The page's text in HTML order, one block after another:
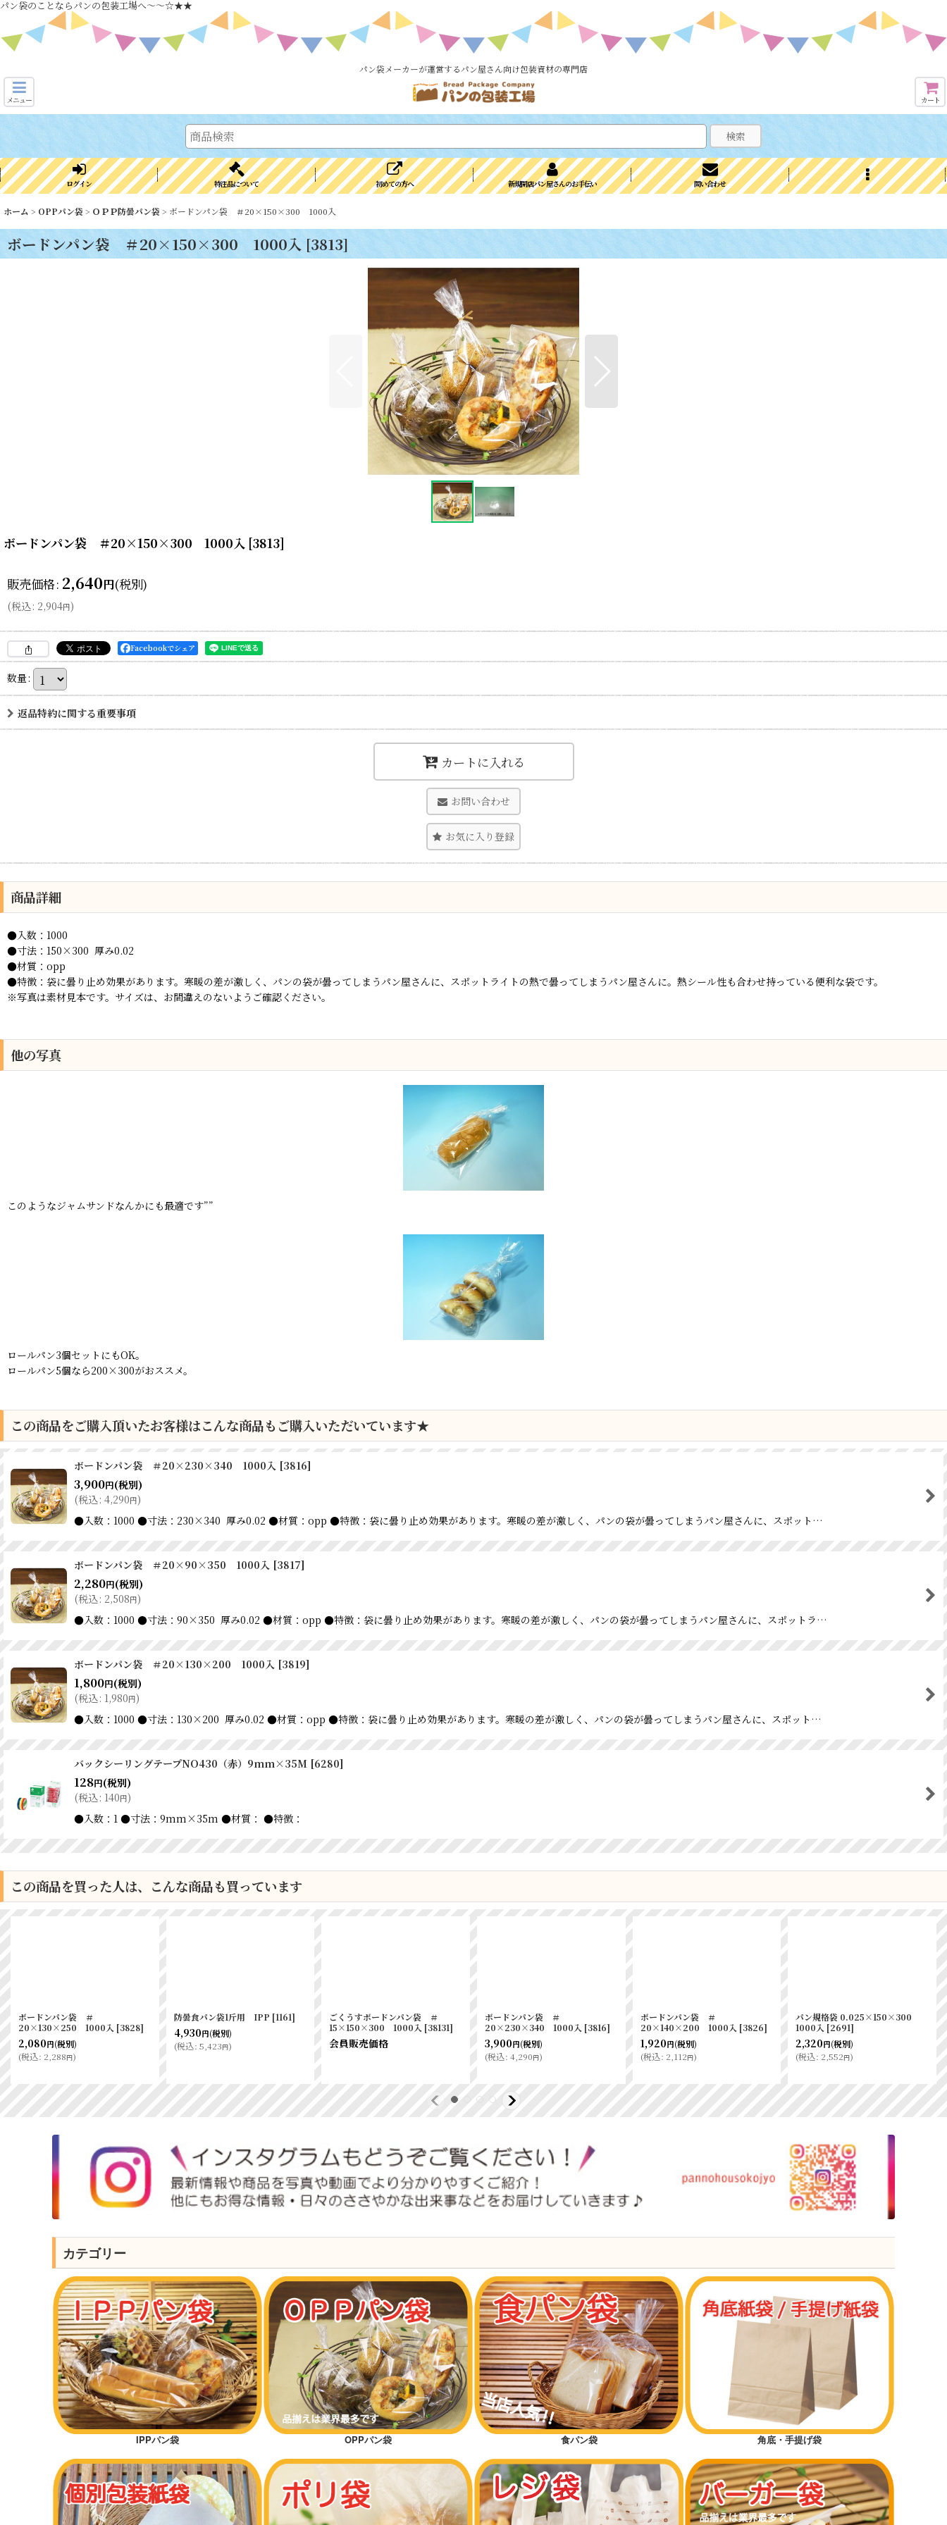
パン袋のことならパンの包装工場へ～～☆★★
パン袋メーカーが運営するパン屋さん向け包装資材の専門店
メニュー カート
検索
ログイン 特注品について 初めての方へ 新規開店パン屋さんのお手伝い 問い合わせ
ホーム > OPPパン袋 > ＯＰＰ防曇パン袋 > ボードンパン袋 ＃20×150×300 1000入
ボードンパン袋 ＃20×150×300 1000入 [3813]
ボードンパン袋 ＃20×150×300 1000入 [3813]
販売価格: 2,640円(税別)
(税込: 2,904円)
Facebookでシェア
数量:
返品特約に関する重要事項
カートに入れる
お問い合わせ
お気に入り登録
商品詳細
●入数：1000
●寸法：150×300 厚み0.02
●材質：opp
●特徴：袋に曇り止め効果があります。寒暖の差が激しく、パンの袋が曇ってしまうパン屋さんに、スポットライトの熱で曇ってしまうパン屋さんに。熱シール性も合わせ持っている便利な袋です。
※写真は素材見本です。サイズは、お間違えのないようご確認ください。
他の写真
このようなジャムサンドなんかにも最適です””
ロールパン3個セットにもOK。
ロールパン5個なら200×300がおススメ。
この商品をご購入頂いたお客様はこんな商品もご購入いただいています★
ボードンパン袋 ＃20×230×340 1000入 [3816]
3,900円(税別)
(税込: 4,290円)
●入数：1000 ●寸法：230×340 厚み0.02 ●材質：opp ●特徴：袋に曇り止め効果があります。寒暖の差が激しく、パンの袋が曇ってしまうパン屋さんに、スポット…
ボードンパン袋 ＃20×90×350 1000入 [3817]
2,280円(税別)
(税込: 2,508円)
●入数：1000 ●寸法：90×350 厚み0.02 ●材質：opp ●特徴：袋に曇り止め効果があります。寒暖の差が激しく、パンの袋が曇ってしまうパン屋さんに、スポットラ…
ボードンパン袋 ＃20×130×200 1000入 [3819]
1,800円(税別)
(税込: 1,980円)
●入数：1000 ●寸法：130×200 厚み0.02 ●材質：opp ●特徴：袋に曇り止め効果があります。寒暖の差が激しく、パンの袋が曇ってしまうパン屋さんに、スポット…
バックシーリングテープNO430（赤）9mm×35M [6280]
128円(税別)
(税込: 140円)
●入数：1 ●寸法：9mm×35m ●材質： ●特徴：
この商品を買った人は、こんな商品も買っています
バタール保存袋ＩＰＰ 170×500
[3382]
860円～4,200
(税込: 946円～4,620
ボードンパン袋 ＃
20×150×250 1000入
2,090円(税別)
ボードンパン袋 ＃
20×120×400 1000入 [3820]
3,030円(税別)
ボードンパン袋 ＃
20×170×250 1000入 [3821]
2,390円(税別)
(税込: 2,629円)
ボードンパン袋 ＃
20×130×200 1000入 [3819]
1,800円(税別)
(税込: 1,980円)
ボードンパン袋 ＃
20×150×200 1000入
1,980円(税別)
(税込: 2,178円)
カテゴリー
IPPパン袋 OPPパン袋 食パン袋 角底・手提げ袋